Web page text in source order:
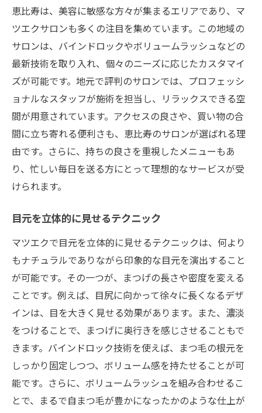
恵比寿は、美容に敏感な方々が集まるエリアであり、マ
ツエクサロンも多くの注目を集めています。この地域の
サロンは、バインドロックやボリュームラッシュなどの
最新技術を取り入れ、個々のニーズに応じたカスタマイ
ズが可能です。地元で評判のサロンでは、プロフェッシ
ョナルなスタッフが施術を担当し、リラックスできる空
間が用意されています。アクセスの良さや、買い物の合
間に立ち寄れる便利さも、恵比寿のサロンが選ばれる理
由です。さらに、持ちの良さを重視したメニューもあ
り、忙しい毎日を送る方にとって理想的なサービスが受
けられます。
目元を立体的に見せるテクニック
マツエクで目元を立体的に見せるテクニックは、何より
もナチュラルでありながら印象的な目元を演出すること
が可能です。その一つが、まつげの長さや密度を変える
ことです。例えば、目尻に向かって徐々に長くなるデザ
インは、目を大きく見せる効果があります。また、濃淡
をつけることで、まつげに奥行きを感じさせることもで
きます。バインドロック技術を使えば、まつ毛の根元を
しっかり固定しつつ、ボリューム感を持たせることが可
能です。さらに、ボリュームラッシュを組み合わせるこ
とで、まるで自まつ毛が豊かになったかのような仕上が